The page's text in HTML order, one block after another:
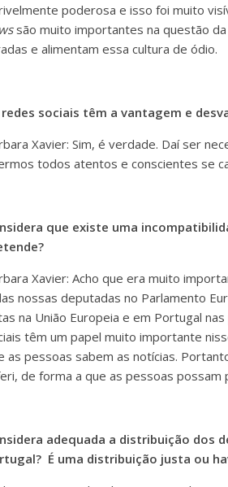
poderosa e isso foi muito
são muito importantes na questão
e alimentam essa cultura de ódio.
redes sociais têm a vantagem e
Xavier: Sim, é verdade. Daí ser
todos atentos e conscientes se
que existe uma
Xavier: Acho que era muito
nossas deputadas no Parlamento
na União Europeia e em Portugal
têm um papel muito importante
as pessoas sabem as notícias.
de forma a que as pessoas possam
adequada a distribuição dos
É uma distribuição justa ou